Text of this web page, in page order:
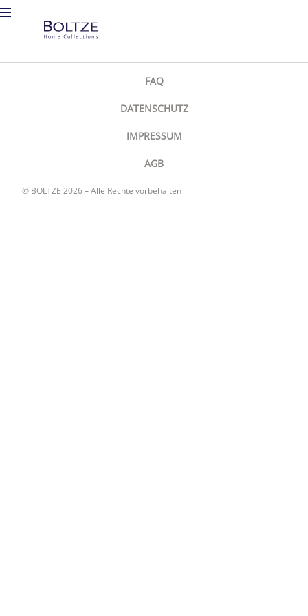
© BOLTZE 2026 – Alle Rechte vorbehalten
FAQ
DATENSCHUTZ
IMPRESSUM
AGB